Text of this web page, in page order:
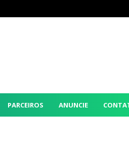
PARCEIROS ANUNCIE